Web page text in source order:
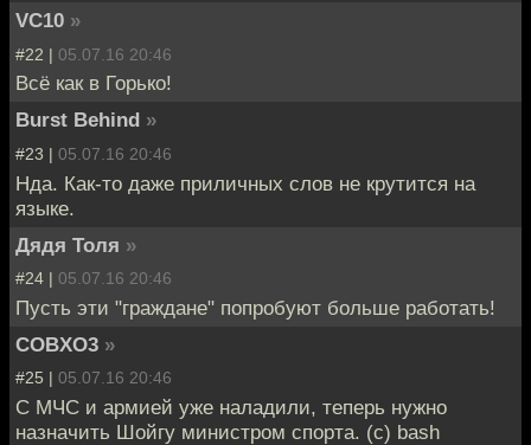
VC10 »
#22 | 05.07.16 20:46
Всё как в Горько!
Burst Behind »
#23 | 05.07.16 20:46
Нда. Как-то даже приличных слов не крутится на
языке.
Дядя Толя »
#24 | 05.07.16 20:46
Пусть эти "граждане" попробуют больше работать!
COBXO3 »
#25 | 05.07.16 20:46
С МЧС и армией уже наладили, теперь нужно
назначить Шойгу министром спорта. (с) bash